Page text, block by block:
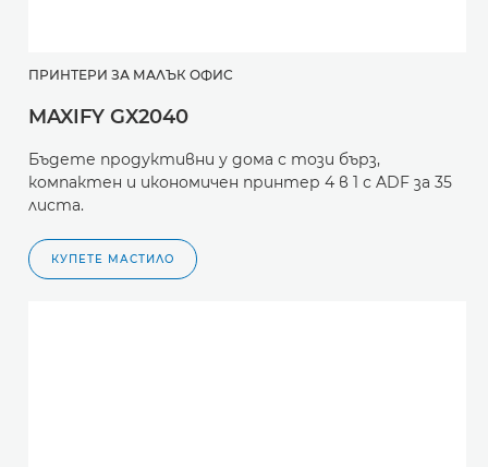
ПРИНТЕРИ ЗА МАЛЪК ОФИС
MAXIFY GX2040
Бъдете продуктивни у дома с този бърз,
компактен и икономичен принтер 4 в 1 с ADF за 35
листа.
КУПЕТЕ МАСТИЛО